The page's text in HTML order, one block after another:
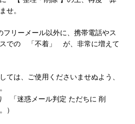
せ。
リーメール以外に、携帯電話やス
での 「不着」 が、非常に増えて
は、ご使用くださいませぬよう、
迷惑メール判定 ただちに 削
）